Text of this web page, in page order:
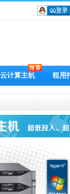
云计算主机 租用